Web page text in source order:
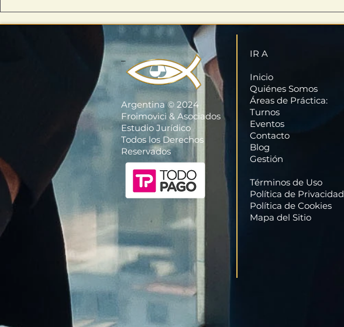
_
Argentina © 2024
Froimovici & Asociados
Estudio Jurídico
Todos los Derechos
Reservados
IR A
Inicio
Quiénes Somos
Áreas de Práctica:
Turnos
Eventos
Contacto
Blog
Gestión
Términos de Uso
Política de Privacidad
Política de Cookies
Mapa del Sitio